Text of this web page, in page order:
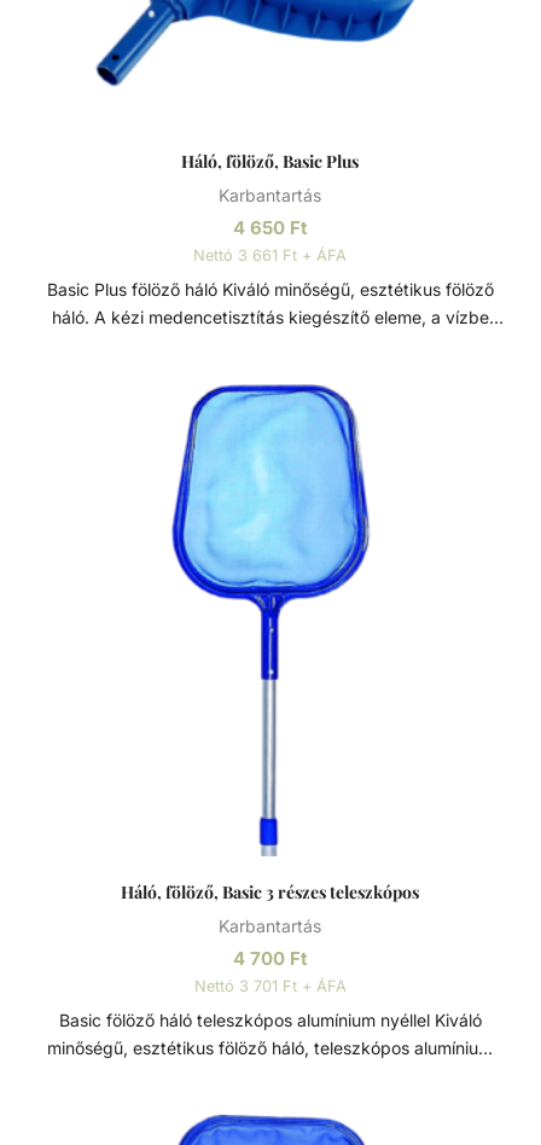
Háló, fölöző, Basic Plus
Karbantartás
4 650 Ft
Nettó 3 661 Ft + ÁFA
Basic Plus fölöző háló Kiváló minőségű, esztétikus fölöző
háló. A kézi medencetisztítás kiegészítő eleme, a vízbe
gyerekjátékok könnyed összegyűjtésére tervezett fölöző
háló, alumínium kerettel, megerősített polikarbonát
fogantyúval és tartós hálóval. Könnyen rögzíthető
kialakításának köszönhetően bármilyen szabványos
teleszkópos rúdhoz illeszkedik.
Háló, fölöző, Basic 3 részes teleszkópos
Karbantartás
4 700 Ft
Nettó 3 701 Ft + ÁFA
Basic fölöző háló teleszkópos alumínium nyéllel Kiváló
minőségű, esztétikus fölöző háló, teleszkópos alumínium
felszínén lebegő kerti szennyeződések és könnyebb